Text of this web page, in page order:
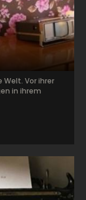
Welt. Vor ihrer
in ihrem